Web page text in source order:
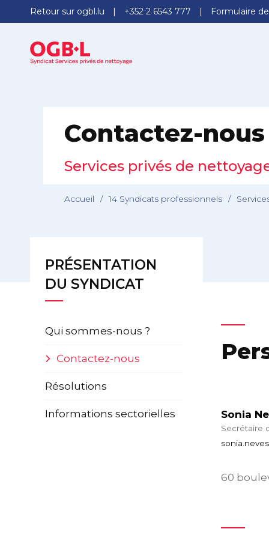
Retour sur ogbl.lu +352 2 6543 777 Formulaire
Contactez-nous
Services privés de
Accueil / 14 Syndicats professionnels /
PRÉSENTATION
DU SYNDICAT
Qui sommes-nous ?
Contactez-nous
Résolutions
Informations sectorielles Sonia
Secrétaire
60